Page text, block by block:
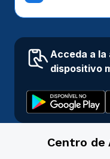
Acceda a la
dispositivo
Centro de